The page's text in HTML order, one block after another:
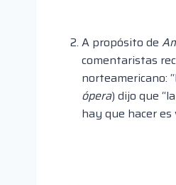
A propósito de
comentaristas
norteamericano:
ópera) dijo que
hay que hacer